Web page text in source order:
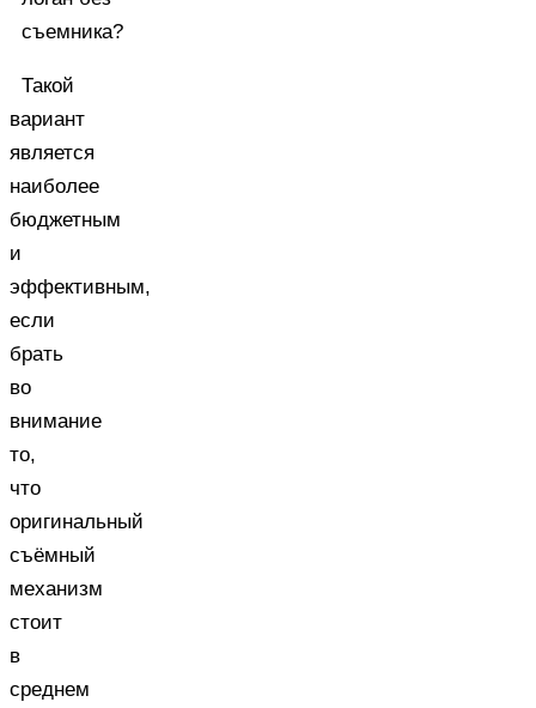
Такой
вариант
является
наиболее
бюджетным
и
эффективным,
если
брать
во
внимание
то,
что
оригинальный
съёмный
механизм
стоит
в
среднем